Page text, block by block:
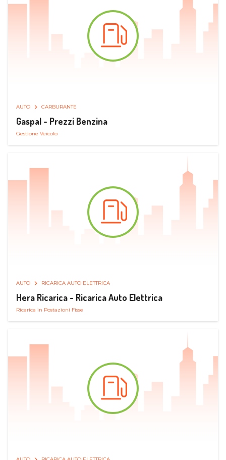
AUTO CARBURANTE
Gaspal - Prezzi Benzina
Gestione Veicolo
AUTO RICARICA AUTO ELETTRICA
Hera Ricarica - Ricarica Auto Elettrica
Ricarica in Postazioni Fisse